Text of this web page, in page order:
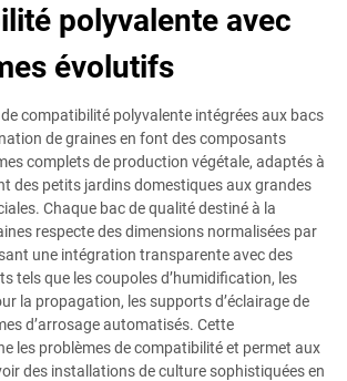
polyvalente avec
évolutifs
compatibilité polyvalente intégrées aux bacs
de graines en font des composants
complets de production végétale, adaptés à
des petits jardins domestiques aux grandes
Chaque bac de qualité destiné à la
respecte des dimensions normalisées par
une intégration transparente avec des
tels que les coupoles d’humidification, les
la propagation, les supports d’éclairage de
d’arrosage automatisés. Cette
les problèmes de compatibilité et permet aux
des installations de culture sophistiquées en